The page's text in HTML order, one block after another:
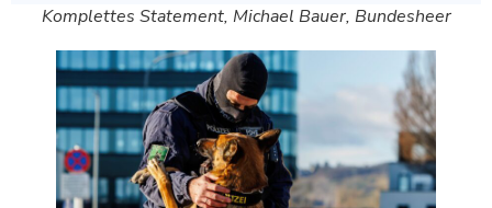
Komplettes Statement, Michael Bauer, Bundesheer